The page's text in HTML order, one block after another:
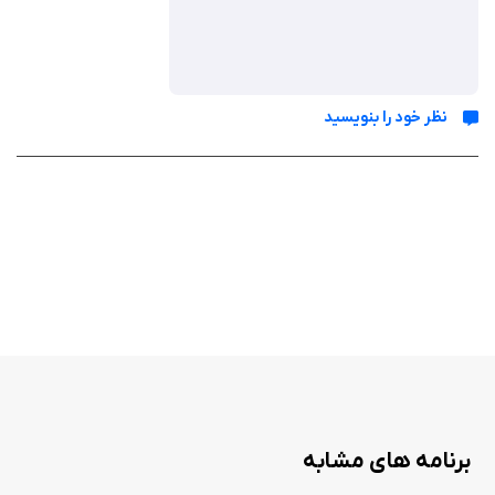
نظر خود را بنویسید
برنامه های مشابه